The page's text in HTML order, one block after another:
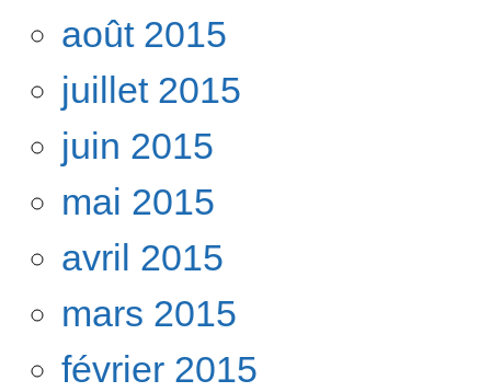
août 2015
juillet 2015
juin 2015
mai 2015
avril 2015
mars 2015
février 2015